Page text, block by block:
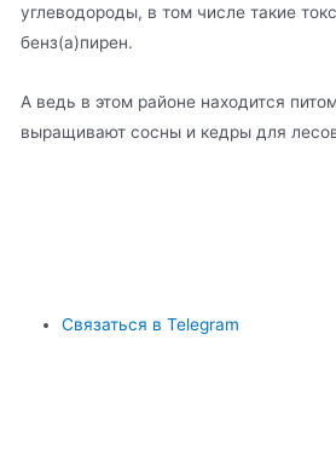
углеводороды, в том числе такие
бенз(а)пирен.
А ведь в этом районе находится
выращивают сосны и кедры для
Связаться в Telegram